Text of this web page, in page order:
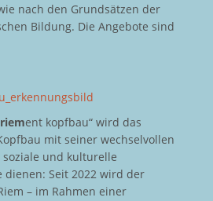
nach den Grundsätzen der
Bildung. Die Angebote sind
riement kopfbau“ wird das
mit seiner wechselvollen
und kulturelle
dienen: Seit 2022 wird der
– im Rahmen einer